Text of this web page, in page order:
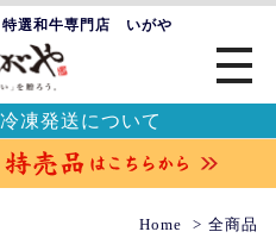
選和牛専門店 いがや
凍発送について
Home 全商品